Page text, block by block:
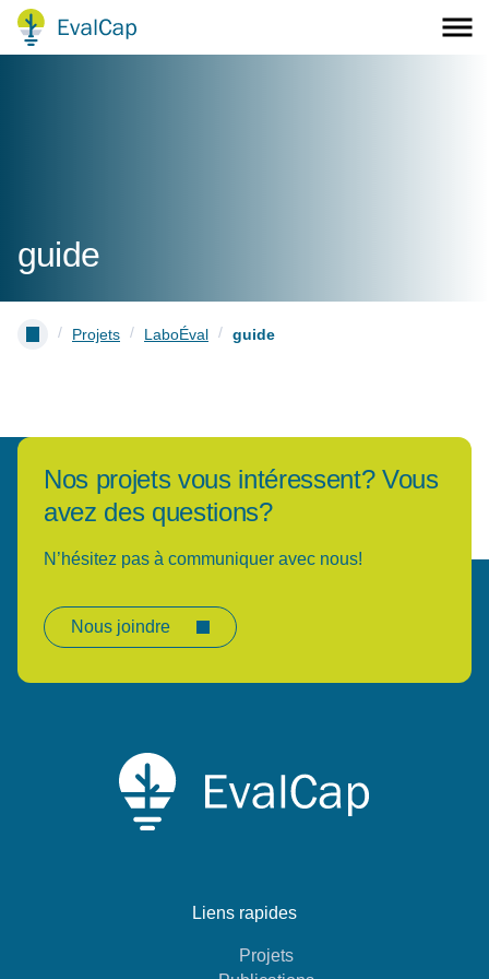
guide
/ Projets / LaboÉval / guide
Nos projets vous intéressent? Vous
avez des questions?
N’hésitez pas à communiquer avec nous!
Nous joindre
Liens rapides
Projets